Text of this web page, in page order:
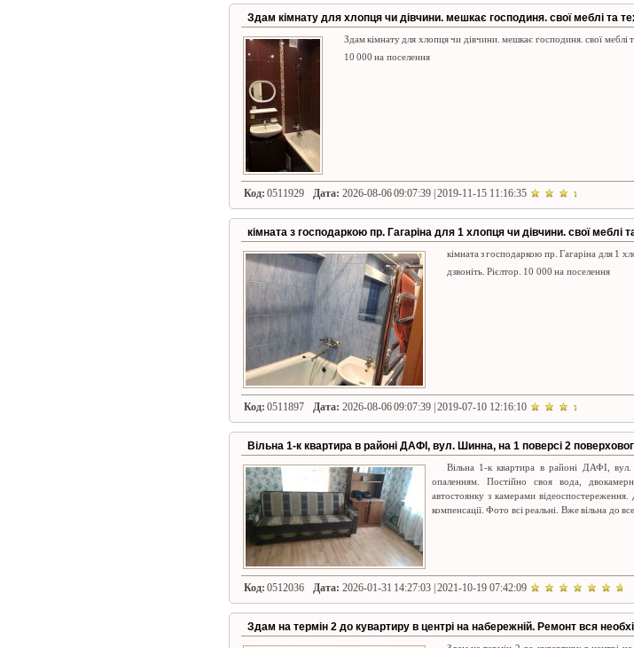
Здам кімнату для хлопця чи дівчини. мешкає господиня. свої меблі та
Здам кімнату для хлопця чи дівчини. мешкає господиня. свої меблі
10 000 на поселення
Код: 0511929 Дата: 2026-08-06 09:07:39 | 2019-11-15 11:16:35
кімната з господаркою пр. Гагаріна для 1 хлопця чи дівчини. свої меблі
кімната з господаркою пр. Гагаріна для 1
дзвоніть. Рієлтор. 10 000 на поселення
Код: 0511897 Дата: 2026-08-06 09:07:39 | 2019-07-10 12:16:10
Вільна 1-к квартира в районі ДАФІ, вул. Шинна, на 1 поверсі 2
Вільна 1-к квартира в районі ДАФІ,
опаленням. Постійно своя вода,
автостоянку з камерами
компенсації. Фото всі реальні. Вже вільна до
Код: 0512036 Дата: 2026-01-31 14:27:03 | 2021-10-19 07:42:09
Здам на термін 2 до кувартиру в центрі на набережній. Ремонт вся